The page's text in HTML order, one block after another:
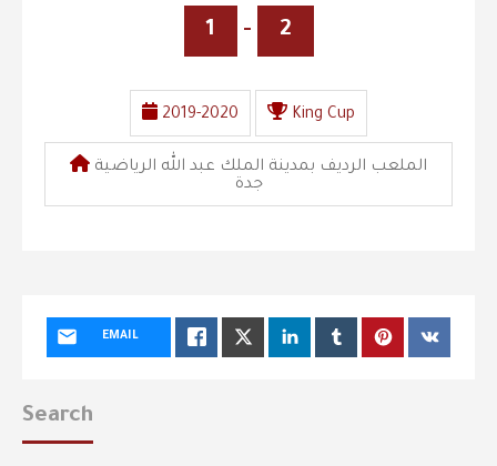
1 - 2
2019-2020 King Cup
جدة
EMAIL
Search